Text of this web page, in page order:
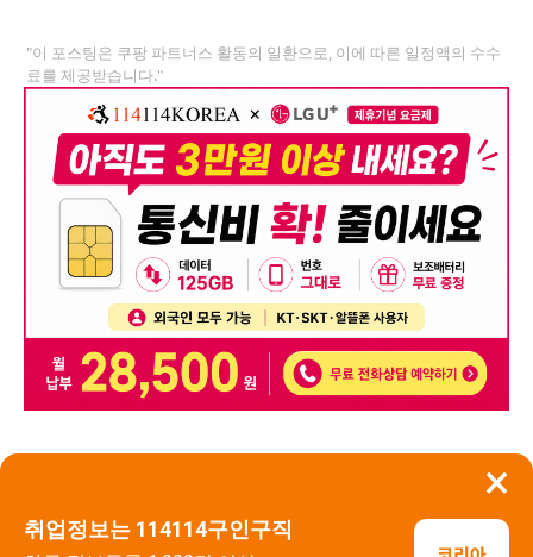
×
취업정보는 114114구인구직
"이 포스팅은 쿠팡 파트너스 활동의 일환으로, 이에 따른 일정액의 수수
료를 제공받습니다."